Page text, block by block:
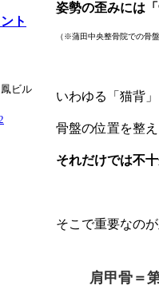
ト
ビル
姿勢の歪みには「
（※蒲田中央整骨院での骨
いわゆる「猫背
骨盤の位置を整
それだけでは不
そこで重要なのが
肩甲骨＝